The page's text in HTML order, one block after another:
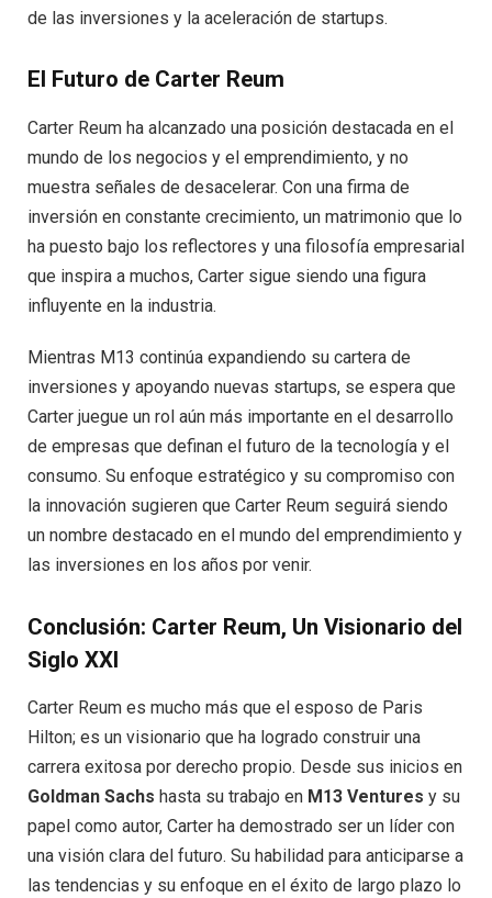
de las inversiones y la aceleración de startups.
El Futuro de Carter Reum
Carter Reum ha alcanzado una posición destacada en el
mundo de los negocios y el emprendimiento, y no
muestra señales de desacelerar. Con una firma de
inversión en constante crecimiento, un matrimonio que lo
ha puesto bajo los reflectores y una filosofía empresarial
que inspira a muchos, Carter sigue siendo una figura
influyente en la industria.
Mientras M13 continúa expandiendo su cartera de
inversiones y apoyando nuevas startups, se espera que
Carter juegue un rol aún más importante en el desarrollo
de empresas que definan el futuro de la tecnología y el
consumo. Su enfoque estratégico y su compromiso con
la innovación sugieren que Carter Reum seguirá siendo
un nombre destacado en el mundo del emprendimiento y
las inversiones en los años por venir.
Conclusión: Carter Reum, Un Visionario del
Siglo XXI
Carter Reum es mucho más que el esposo de Paris
Hilton; es un visionario que ha logrado construir una
carrera exitosa por derecho propio. Desde sus inicios en
Goldman Sachs hasta su trabajo en M13 Ventures y su
papel como autor, Carter ha demostrado ser un líder con
una visión clara del futuro. Su habilidad para anticiparse a
las tendencias y su enfoque en el éxito de largo plazo lo